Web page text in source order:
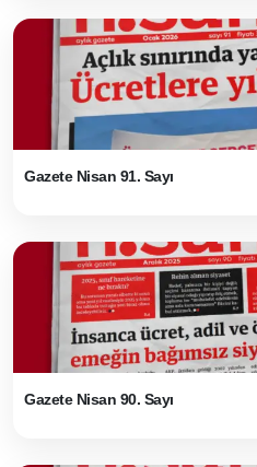
Gazete Nisan 91. Sayı
Gazete Nisan 90. Sayı